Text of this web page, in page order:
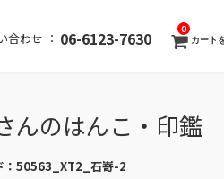
合わせ ： 06-6123-7630 カート
0
んのはんこ・印鑑
50563_XT2_石嵜-2